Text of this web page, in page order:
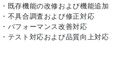
・既存機能の改修および機能追加
・不具合調査および修正対応
・パフォーマンス改善対応
・テスト対応および品質向上対応